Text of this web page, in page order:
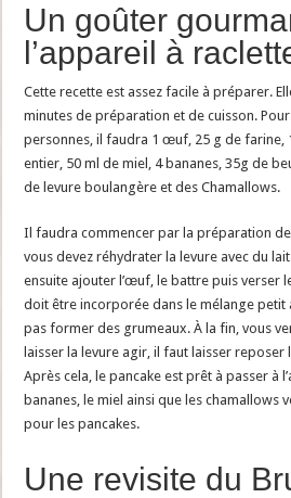
Un goûter
l’appareil à
Cette recette est assez facile à préparer.
minutes de préparation et de cuisson.
personnes, il faudra 1 œuf, 25 g de farine,
entier, 50 ml de miel, 4 bananes, 35g de
de levure boulangère et des Chamallows.
Il faudra commencer par la préparation
vous devez réhydrater la levure avec du
ensuite ajouter l’œuf, le battre puis verser
doit être incorporée dans le mélange petit
pas former des grumeaux. À la fin, vous
laisser la levure agir, il faut laisser reposer
Après cela, le pancake est prêt à passer à
bananes, le miel ainsi que les chamallows
pour les pancakes.
Une revisite du